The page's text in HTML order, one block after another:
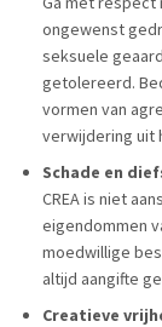
ongewenst
seksuele
getolereerd.
vormen van
verwijdering uit
Schade en
CREA is niet
eigendommen
moedwillige
altijd aangifte
Creatieve